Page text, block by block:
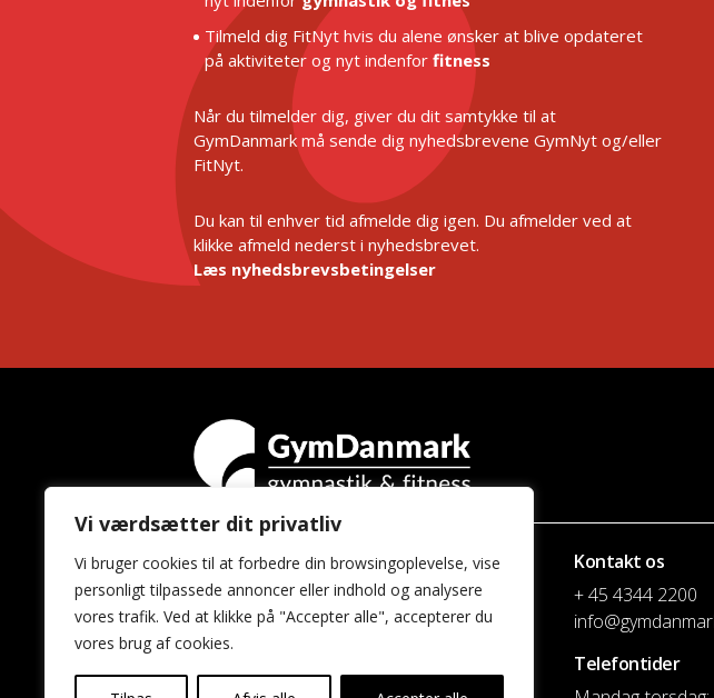
Vi værdsætter dit privatliv
Vi bruger cookies til at forbedre din browsingoplevelse, vise
personligt tilpassede annoncer eller indhold og analysere
vores trafik. Ved at klikke på "Accepter alle", accepterer du
vores brug af cookies.
Tilmeld dig FitNyt hvis du alene ønsker at blive opdateret
på aktiviteter og nyt indenfor fitness
Når du tilmelder dig, giver du dit samtykke til at
GymDanmark må sende dig nyhedsbrevene GymNyt og/eller
FitNyt.
Du kan til enhver tid afmelde dig igen. Du afmelder ved at
klikke afmeld nederst i nyhedsbrevet.
Læs nyhedsbrevsbetingelser
GymDanmark
Idrættens Hus
Brøndby Stadion 20
2605 Brøndby
Kontakt os
+ 45 4344 2200
Telefontider